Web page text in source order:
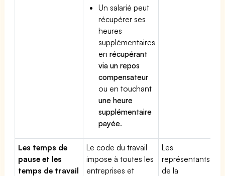
Un salarié peut
récupérer ses
heures
supplémentaires
enrécupérant
via un repos
compensateur
ou en touchant
une heure
supplémentaire
payée.
Les temps de
pause et les
temps de travail
Le code du travail
impose à toutes les
entreprises et
Les
représentants
de la